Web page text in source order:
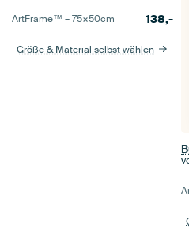
ArtFrame™ –75×50cm 138,-
Größe & Material selbst wählen